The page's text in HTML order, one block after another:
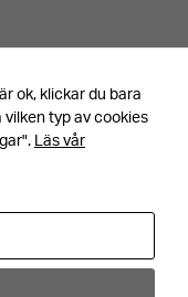
00
ok, klickar du bara
typ av cookies
Läs vår
att dela